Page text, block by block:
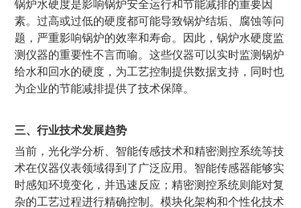
锅炉水硬度是影响锅炉安全运行和节能减排的重要因
素。过高或过低的硬度都可能导致锅炉结垢、腐蚀等问
题，严重影响锅炉的效率和寿命。因此，锅炉水硬度监
测仪器的重要性不言而喻。这些仪器可以实时监测锅炉
给水和回水的硬度，为工艺控制提供数据支持，同时也
为企业的节能减排提供了技术保障。
三、行业技术发展趋势
当前，光化学分析、智能传感技术和精密测控系统等技
术在仪器仪表领域得到了广泛应用。智能传感器能够实
时感知环境变化，并迅速反应；精密测控系统则能对复
杂的工艺过程进行精确控制。模块化架构和个性化技术